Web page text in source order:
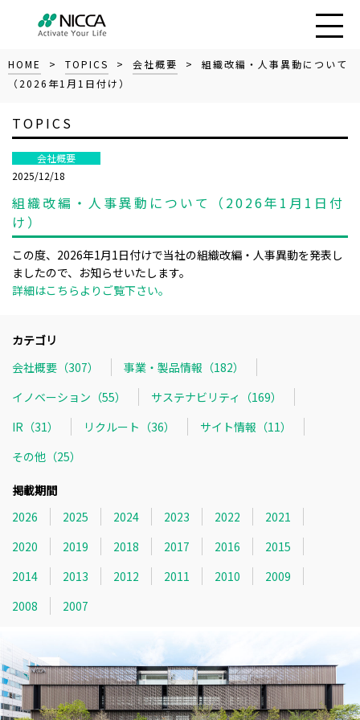
HOME > TOPICS > 会社概要
> 組織改編・人事異動について
（2026年1月1日付け）
TOPICS
会社概要
2025/12/18
組織改編・人事異動について（2026年1月1日付
け）
この度、2026年1月1日付けで当社の組織改編・人事異動を発表し
ましたので、お知らせいたします。
詳細はこちらよりご覧下さい。
カテゴリ
会社概要（307）
事業・製品情報（182）
イノベーション（55）
サステナビリティ（169）
IR（31）
リクルート（36）
サイト情報（11）
その他（25）
掲載期間
2026
2025 2024 2023 2022
2021
2020
2019 2018 2017 2016
2015
2014
2013 2012 2011 2010
2009
2008
2007